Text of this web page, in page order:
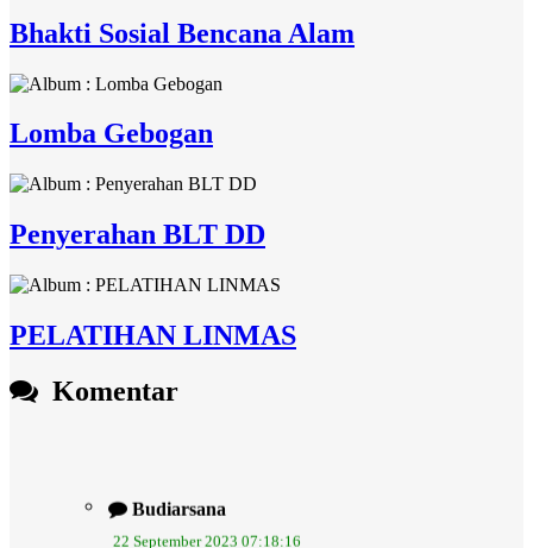
Bhakti Sosial Bencana Alam
Lomba Gebogan
Penyerahan BLT DD
PELATIHAN LINMAS
Komentar
22 September 2023 07:18:16